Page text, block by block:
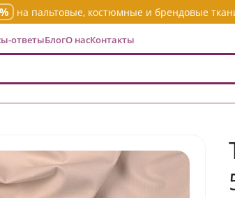
на пальтовые, костюмные и брендовые
ответыБлогО насКонтакты